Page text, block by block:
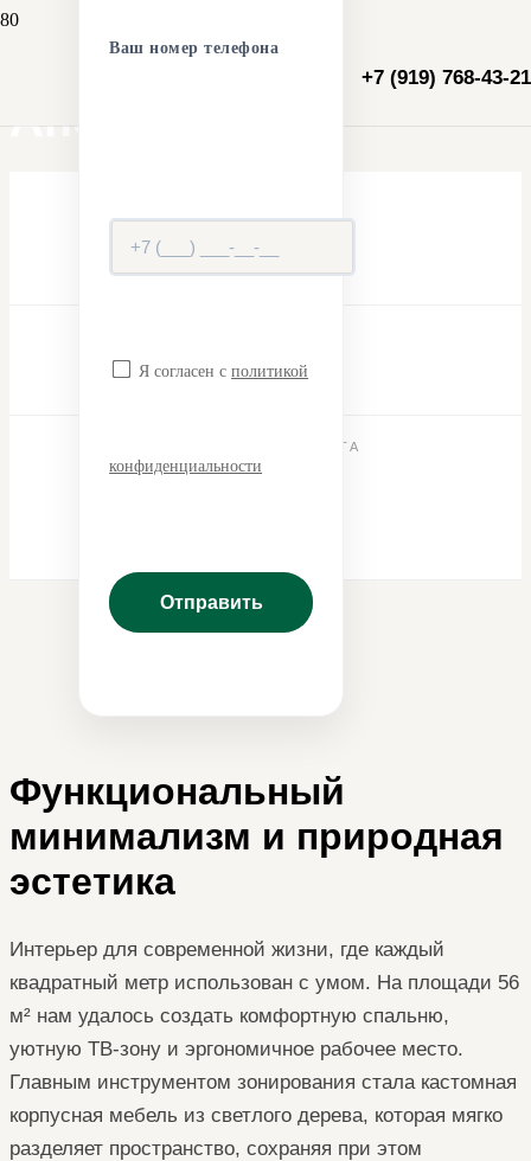
Ваш номер телефона
Я согласен сполитикой
конфиденциальности
+7 (919) 768-43-21
Проект на Академика
Анохина
ПЛОЩАДЬ
56 м²
65 дней
СТОИМОСТЬ ПРОЕКТА
Функциональный
минимализм и природная
эстетика
Интерьер для современной жизни, где каждый
квадратный метр использован с умом. На площади 56
м² нам удалось создать комфортную спальню,
уютную ТВ-зону и эргономичное рабочее место.
Главным инструментом зонирования стала кастомная
корпусная мебель из светлого дерева, которая мягко
разделяет пространство, сохраняя при этом